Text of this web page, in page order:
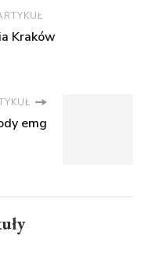
Kraków
emg